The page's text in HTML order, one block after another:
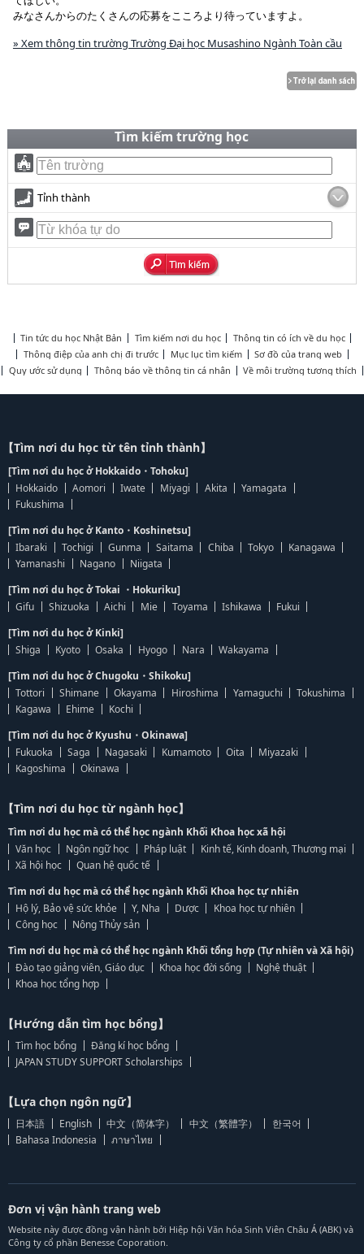
みなさんからのたくさんの応募をこころより待っていますよ。
» Xem thông tin trường Trường Đại học Musashino Ngành Toàn cầu
Tìm kiếm trường học
Tỉnh thành
Tin tức du học Nhật Bản Tìm kiếm nơi du học
Thông tin có ích về du học
Thông điệp của anh chị đi trước
Mục lục tìm kiếm
Sơ đồ của trang web
Quy ước sử dụng
Thông báo về thông tin cá nhân Về môi trường tương thích
【Tìm nơi du học từ tên tỉnh thành】
[Tìm nơi du học ở Hokkaido・Tohoku]
Hokkaido
Aomori Iwate Miyagi Akita
Yamagata
Fukushima
[Tìm nơi du học ở Kanto・Koshinetsu]
Ibaraki
Tochigi Gunma Saitama Chiba Tokyo
Kanagawa
Yamanashi
Nagano
Niigata
[Tìm nơi du học ở Tokai ・Hokuriku]
Gifu
Shizuoka Aichi Mie Toyama Ishikawa
Fukui
[Tìm nơi du học ở Kinki]
Shiga
Kyoto Osaka Hyogo Nara
Wakayama
[Tìm nơi du học ở Chugoku・Shikoku]
Tottori
Shimane Okayama Hiroshima Yamaguchi
Tokushima
Kagawa
Ehime
Kochi
[Tìm nơi du học ở Kyushu・Okinawa]
Fukuoka
Saga Nagasaki Kumamoto Oita
Miyazaki
Kagoshima
Okinawa
【Tìm nơi du học từ ngành học】
Tìm nơi du học mà có thể học ngành Khối Khoa học xã hội
Văn học
Ngôn ngữ học Pháp luật
Kinh tế, Kinh doanh, Thương mại
Xã hội học
Quan hệ quốc tế
Tìm nơi du học mà có thể học ngành Khối Khoa học tự nhiên
Hộ lý, Bảo vệ sức khỏe
Y, Nha Dược
Khoa học tự nhiên
Công học
Nông Thủy sản
Tìm nơi du học mà có thể học ngành Khối tổng hợp (Tự nhiên và Xã hội)
Đào tạo giảng viên, Giáo dục
Khoa học đời sống
Nghệ thuật
Khoa học tổng hợp
【Hướng dẫn tìm học bổng】
Tìm học bổng
Đăng kí học bổng
JAPAN STUDY SUPPORT Scholarships
【Lựa chọn ngôn ngữ】
日本語 English 中文（简体字） 中文（繁體字）
한국어
Bahasa Indonesia
ภาษาไทย
Đơn vị vận hành trang web
Website này được đồng vận hành bởi Hiệp hội Văn hóa Sinh Viên Châu Á (ABK) và
Công ty cổ phần Benesse Coporation.